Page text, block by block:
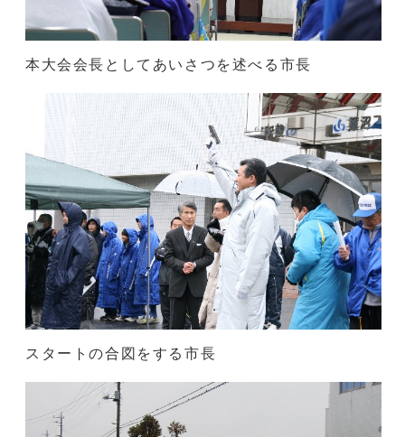
本大会会長としてあいさつを述べる市長
スタートの合図をする市長